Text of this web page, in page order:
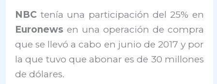
NBC tenía una participación del 25% en
Euronews en una operación de compra
que se llevó a cabo en junio de 2017 y por
la que tuvo que abonar es de 30 millones
de dólares.